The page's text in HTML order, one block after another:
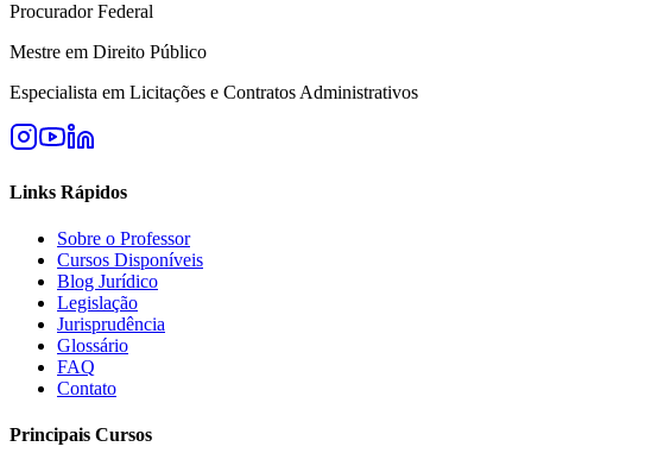
Procurador Federal
Mestre em Direito Público
Especialista em Licitações e Contratos Administrativos
Links Rápidos
Sobre o Professor
Cursos Disponíveis
Blog Jurídico
Legislação
Jurisprudência
Glossário
FAQ
Contato
Principais Cursos